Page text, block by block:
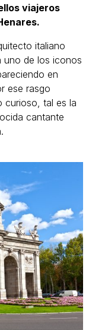
viajeros
italiano
uno de los iconos
en
ese rasgo
curioso, tal es la
cantante